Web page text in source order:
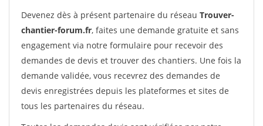
Devenez dès à présent partenaire du réseau Trouver-
chantier-forum.fr, faites une demande gratuite et sans
engagement via notre formulaire pour recevoir des
demandes de devis et trouver des chantiers. Une fois la
demande validée, vous recevrez des demandes de
devis enregistrées depuis les plateformes et sites de
tous les partenaires du réseau.